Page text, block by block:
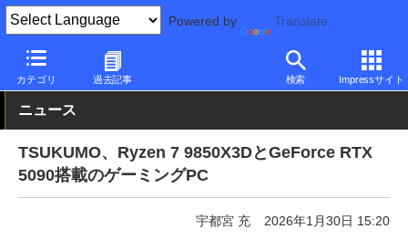
Powered by Translate
カテゴリ 過去記事 検索 Impressサイト
PC Watch パソコン/タブレット/スマートフォン ゲーミングパソ
ニュース
TSUKUMO、Ryzen 7 9850X3DとGeForce RTX
5090搭載のゲーミングPC
宇都宮 充 2026年1月30日 15:20